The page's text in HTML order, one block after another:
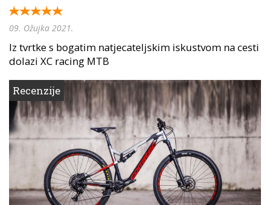
09. Ožujka 2021.
Iz tvrtke s bogatim natjecateljskim iskustvom na cesti
dolazi XC racing MTB
Recenzije